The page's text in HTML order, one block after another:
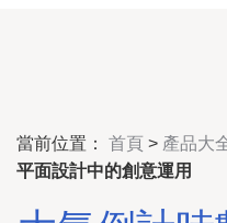
當前位置： 首頁 > 產品大
平面設計中的創意運用